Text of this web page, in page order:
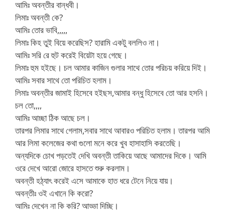
আমিঃ অবন্তীর বান্ধবী।
লিমাঃ অবন্তী কে?
আমিঃ তোর ভাবি,,,,,
লিমাঃ কিহ তুই বিয়ে করেছিস? হারামি একটু বললিও না।
আমিঃ সরি রে হুট করেই বিয়েটা হয়ে গেছে।
লিমাঃ হুম হইছে। চল আমার কাজিন গুলার সাথে তোর পরিচয় করিয়ে দিই।
আমিঃ সবার সাথে তো পরিচিত হলাম।
লিমাঃ অবন্তীর জামাই হিসেবে হইছস,আমার বন্ধু হিসেবে তো আর হসনি।
চল তো,,,,
আমিঃ আচ্ছা ঠিক আছে চল।
তারপর লিমার সাথে গেলাম,সবার সাথে আবারও পরিচিত হলাম। তারপর আমি
আর লিমা কলেজের কথা গুলো মনে করে খুব হাসাহাসি করতেছি।
অন্যদিকে চোখ পড়তেই দেখি অবন্তী তাকিয়ে আছে আমাদের দিকে। আমি
ওরে দেখে আরো জোরে হাসতে শুরু করলাম।
অবন্তী হঠ্যাৎ করেই এসে আমাকে হাত ধরে টেনে নিয়ে যায়।
অবন্তীঃ ওই এখানে কি করো?
আমিঃ দেখেন না কি করি? আড্ডা দিচ্ছি।